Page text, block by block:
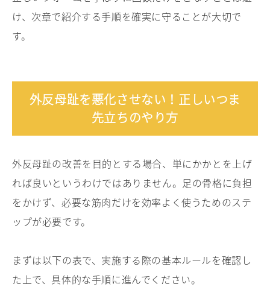
け、次章で紹介する手順を確実に守ることが大切で
す。
外反母趾を悪化させない！正しいつま
先立ちのやり方
外反母趾の改善を目的とする場合、単にかかとを上げ
れば良いというわけではありません。足の骨格に負担
をかけず、必要な筋肉だけを効率よく使うためのステ
ップが必要です。
まずは以下の表で、実施する際の基本ルールを確認し
た上で、具体的な手順に進んでください。